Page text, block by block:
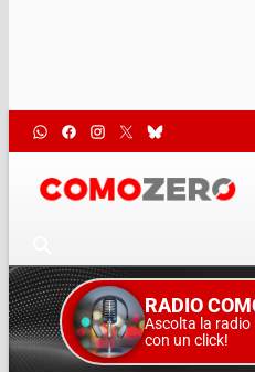
RADIO
Ascolta la radio
con un click!